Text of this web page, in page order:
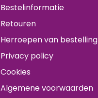
Bestelinformatie
Retouren
Herroepen van bestelling
Privacy policy
Cookies
Algemene voorwaarden